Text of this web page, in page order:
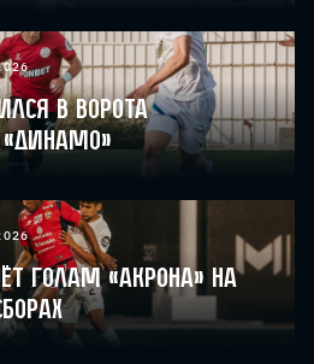
в ворота
голам «Акрона» на